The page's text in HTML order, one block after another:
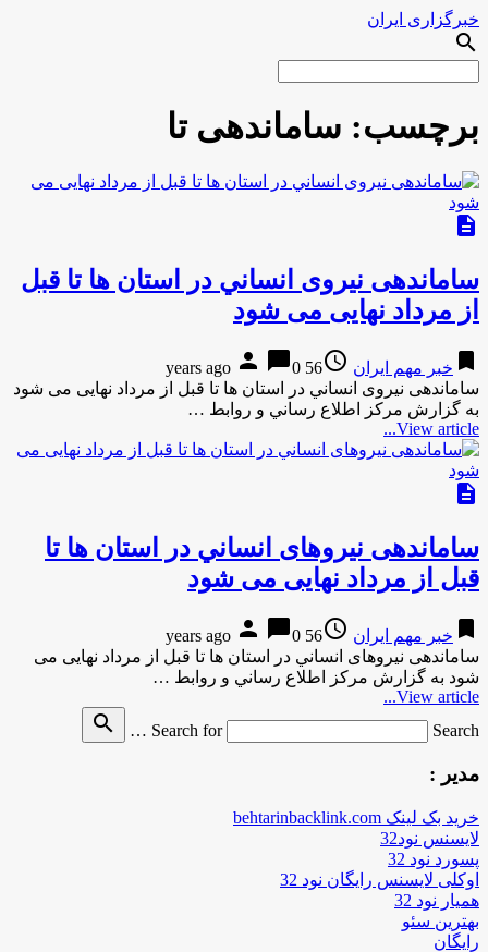
خبرگزاری ایران
search
برچسب: ساماندهی تا
description
ساماندهی نیروی انساني در استان ها تا قبل
از مرداد نهایی می شود
bookmark خبر مهم ایران access_time
56 years ago
person chat_bubble0
ساماندهی نیروی انساني در استان ها تا قبل از مرداد نهایی می شود
به گزارش مركز اطلاع رساني و روابط …
View article...
description
ساماندهی نیروهای انساني در استان ها تا
قبل از مرداد نهایی می شود
bookmark خبر مهم ایران access_time
56 years ago
person chat_bubble0
ساماندهی نیروهای انساني در استان ها تا قبل از مرداد نهایی می
شود به گزارش مركز اطلاع رساني و روابط …
View article...
Search for
Search …
search
مدیر :
خرید بک لینک behtarinbacklink.com
لایسنس نود32
پسورد نود 32
اوکلی لایسنس رایگان نود 32
همیار نود 32
بهترین سئو
رایگان